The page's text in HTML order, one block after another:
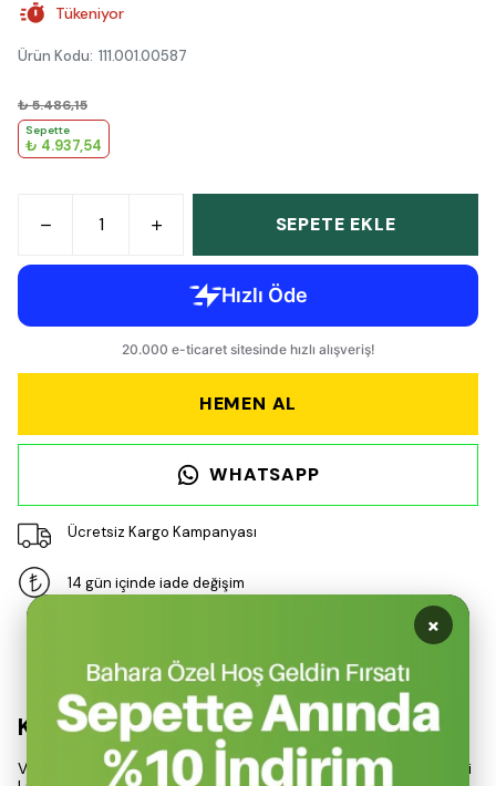
Tükeniyor
Ürün Kodu: 111.001.00587
₺ 5.486,15
Sepette
₺ 4.937,54
SEPETE EKLE
HEMEN AL
WHATSAPP
Ücretsiz Kargo Kampanyası
14 gün içinde iade değişim
Kompakt ve Güçlü Tasarım
VOLTZ VZSD-16 Akülü Tornavida, 16.8V gerilim ve 2Ah kapasiteli
×